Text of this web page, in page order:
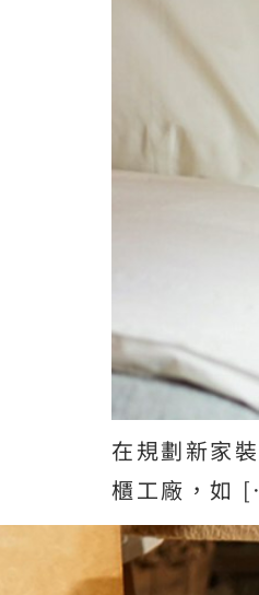
在規劃新家
櫃工廠，如